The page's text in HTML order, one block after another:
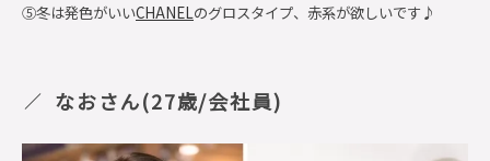
⑤冬は発色がいいCHANELのグロスタイプ、赤系が欲しいです♪
なおさん(27歳/会社員)